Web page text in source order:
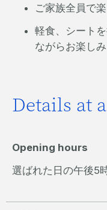
ご家族全員で
軽食、シート
ながらお楽しみ
Details at
Opening hours
選ばれた日の午後5